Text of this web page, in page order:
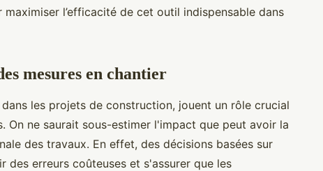
l’efficacité de cet outil indispensable dans
mesures en chantier
dans les projets de construction, jouent un rôle crucial
On ne saurait sous-estimer l'impact que peut avoir la
des travaux. En effet, des décisions basées sur
des erreurs coûteuses et s'assurer que les